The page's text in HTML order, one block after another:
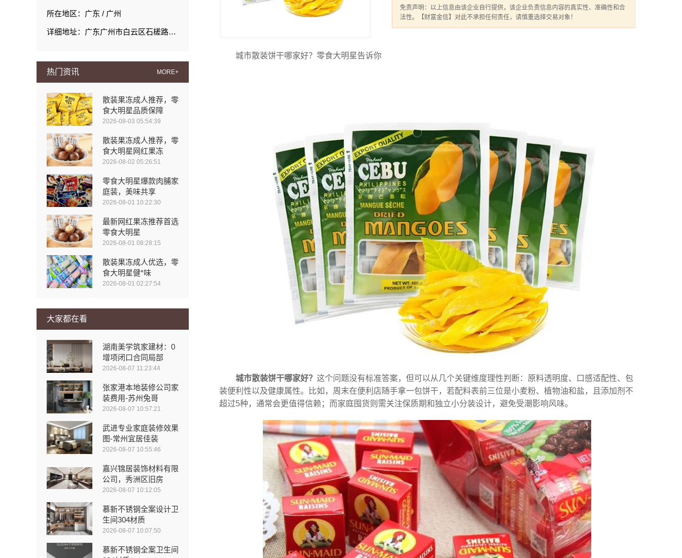
所在地区：广东 / 广州
详细地址：广东广州市白云区石槎路聚源街50号1#栋15层1508室
热门资讯 MORE+
散装果冻成人推荐，零
食大明星品质保障
2026-08-03 05:54:39
散装果冻成人推荐，零
食大明星网红果冻
2026-08-02 05:26:51
零食大明星爆款肉脯家
庭装，美味共享
2026-08-01 10:22:30
最新网红果冻推荐首选
零食大明星
2026-08-01 08:28:15
散装果冻成人优选，零
食大明星健*味
2026-08-01 02:27:54
大家都在看
湖南美学筑家建材：0
增项闭口合同局部
2026-08-07 11:23:44
张家港本地装修公司家
装费用-苏州兔哥
2026-08-07 10:57:21
武进专业家庭装修效果
图-常州宜居佳装
2026-08-07 10:55:46
嘉兴锦居装饰材料有限
公司，秀洲区旧房
2026-08-07 10:12:05
慕新不锈钢全案设计卫
生间304材质
2026-08-07 10:07:50
慕新不锈钢全案卫生间
免责声明：以上信息由该企业自行提供，该企业负责信息内容的真实性、准确性和合
法性。【财富金信】对此不承担任何责任，请慎重选择交易对象！
城市散装饼干哪家好？零食大明星告诉你
城市散装饼干哪家好？ 这个问题没有标准答案，但可以从几个关键维度理性判断：原料透明度、口感适配性、包
装便利性以及健康属性。比如，周末在便利店随手拿一包饼干，若配料表前三位是小麦粉、植物油和盐，且添加剂不
超过5种，通常会更值得信赖；而家庭囤货则需关注保质期和独立小分装设计，避免受潮影响风味。